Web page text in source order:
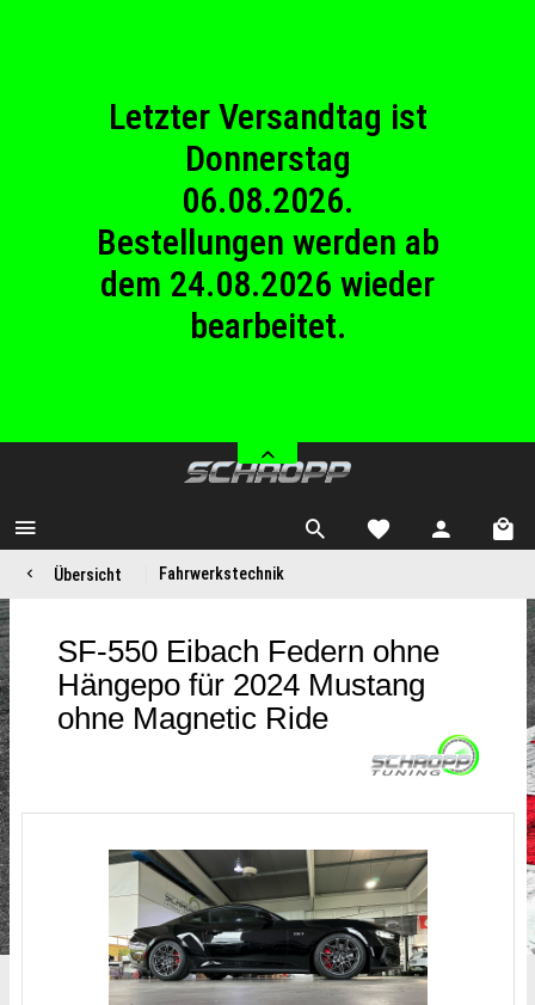
Letzter Versandtag ist
Donnerstag
06.08.2026.
Bestellungen werden ab
dem 24.08.2026 wieder
bearbeitet.
23.08.2026
Betriebsferien.
Übersicht Fahrwerkstechnik
SF-550 Eibach Federn ohne
Hängepo für 2024 Mustang
ohne Magnetic Ride